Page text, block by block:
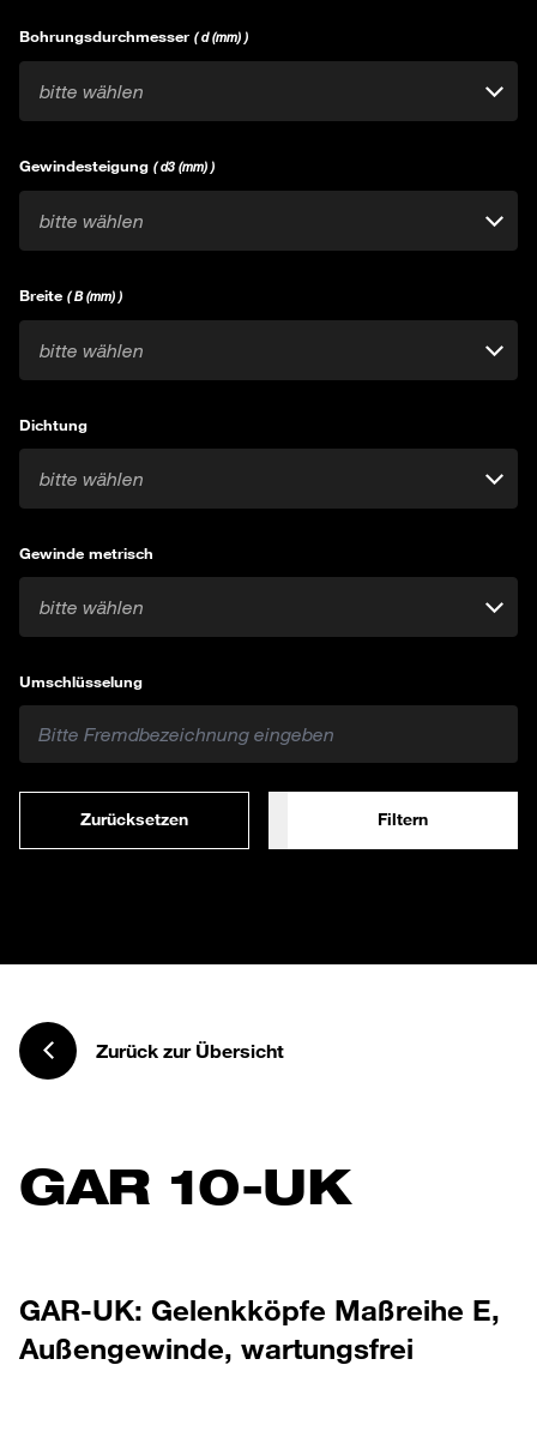
Bohrungsdurchmesser ( d (mm) )
bitte wählen
Gewindesteigung ( d3 (mm) )
bitte wählen
Breite ( B (mm) )
bitte wählen
Dichtung
bitte wählen
Gewinde metrisch
bitte wählen
Umschlüsselung
Zurücksetzen Filtern
Zurück zur Übersicht
GAR 10-UK
GAR-UK: Gelenkköpfe Maßreihe E,
Außengewinde, wartungsfrei